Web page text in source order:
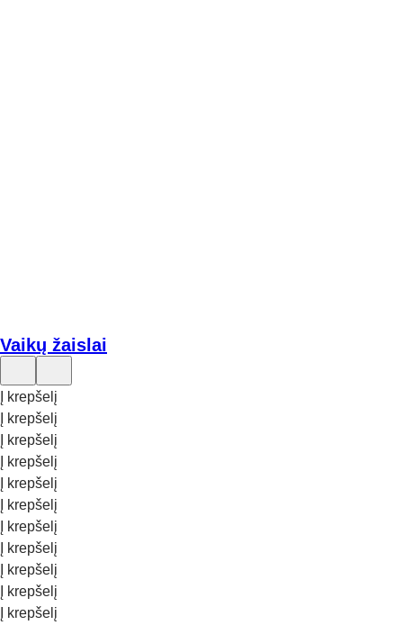
Vaikų žaislai
Į krepšelį
Į krepšelį
Į krepšelį
Į krepšelį
Į krepšelį
Į krepšelį
Į krepšelį
Į krepšelį
Į krepšelį
Į krepšelį
Į krepšelį